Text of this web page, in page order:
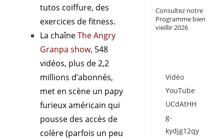
tutos coiffure, des
exercices de fitness.
La chaîneThe Angry
Granpa show, 548
vidéos, plus de 2,2
millions d’abonnés,
met en scène un papy
furieux américain qui
pousse des accès de
colère (parfois un peu
Consultez notre
Programme bien
vieillir 2026
Vidéo
YouTube
UCdAtHH
g-
kydjg12qy